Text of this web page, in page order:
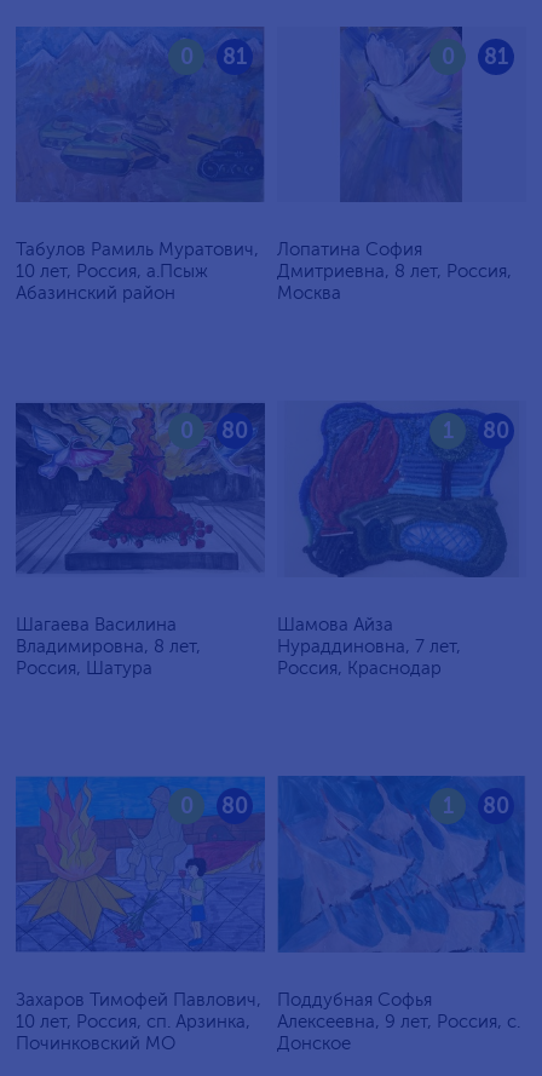
81
0
Табулов Рамиль Муратович,
10 лет, Россия, а.Псыж
Абазинский район
81
0
Лопатина София
Дмитриевна, 8 лет, Россия,
Москва
80
0
Шагаева Василина
Владимировна, 8 лет,
Россия, Шатура
80
1
Шамова Айза
Нураддиновна, 7 лет,
Россия, Краснодар
80
0
Захаров Тимофей Павлович,
10 лет, Россия, сп. Арзинка,
Починковский МО
80
1
Поддубная Софья
Алексеевна, 9 лет, Россия, c.
Донское